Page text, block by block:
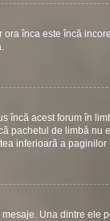
înca este încă
încă acest forum în
pachetul de limbă nu
inferioară a paginilor
Una dintre ele